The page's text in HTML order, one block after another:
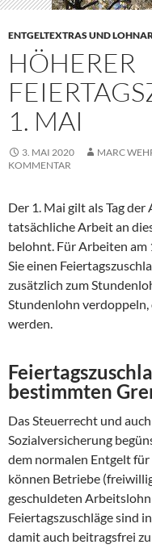
ENTGELTEXTRAS UND
HÖHERER
1. MAI
3. MAI 2020 MARC
KOMMENTAR
Der 1. Mai gilt als Tag
tatsächliche Arbeit an
belohnt. Für Arbeiten am
Sie einen
zusätzlich zum
Stundenlohn
werden.
bestimmten
Das Steuerrecht und
Sozialversicherung
dem normalen Entgelt
können Betriebe
geschuldeten Arbeitslohn
Feiertagszuschläge sind
damit auch beitragsfrei